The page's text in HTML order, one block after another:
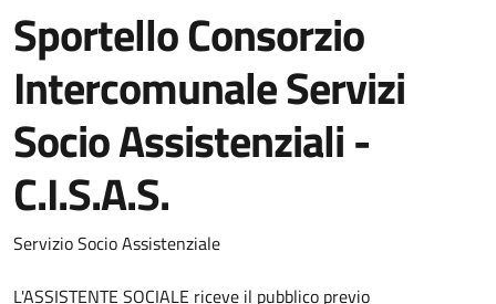
Sportello Consorzio
Intercomunale Servizi
Socio Assistenziali -
C.I.S.A.S.
Servizio Socio Assistenziale
L'ASSISTENTE SOCIALE riceve il pubblico previo